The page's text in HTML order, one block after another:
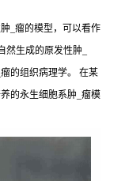
_瘤的模型，可以看作
生成的原发性肿_
的组织病理学。 在某
的永生细胞系肿_瘤模